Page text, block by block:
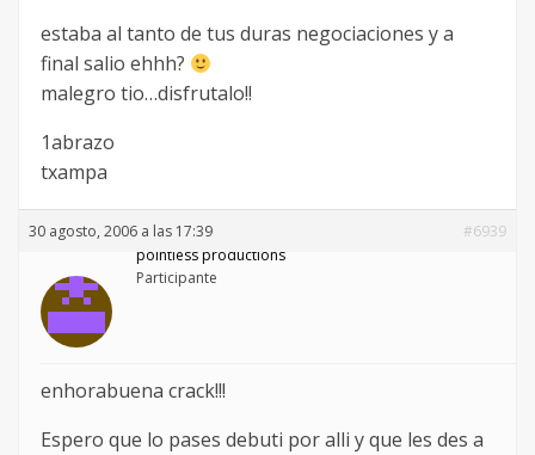
estaba al tanto de tus duras negociaciones y a
final salio ehhh?
malegro tio…disfrutalo!!
1abrazo
txampa
30 agosto, 2006 a las 17:39
#6939
pointless productions
Participante
enhorabuena crack!!!
Espero que lo pases debuti por alli y que les des a